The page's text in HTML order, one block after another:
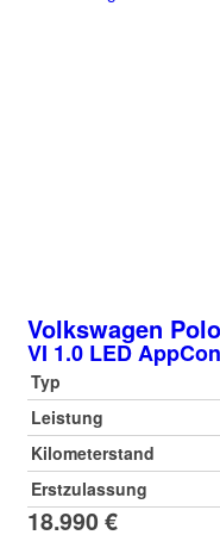
Volkswagen Polo
VI 1.0 LED
Typ
Leistung
Kilometerstand
Erstzulassung
18.990 €